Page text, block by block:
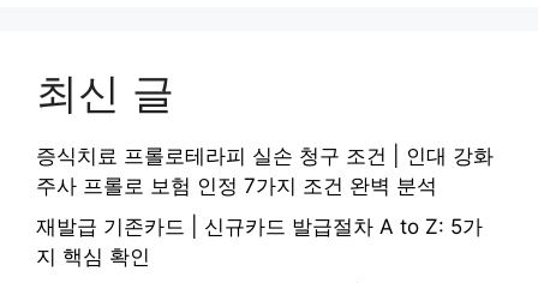
최신 글
증식치료 프롤로테라피 실손 청구 조건 | 인대 강화
주사 프롤로 보험 인정 7가지 조건 완벽 분석
재발급 기존카드 | 신규카드 발급절차 A to Z: 5가
지 핵심 확인